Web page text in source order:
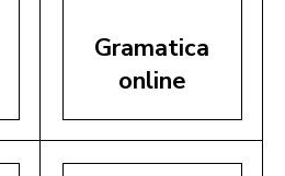
Gramatica
online